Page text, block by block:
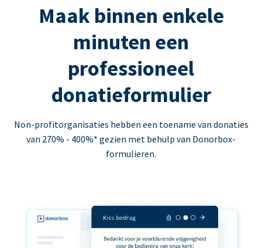
Maak binnen enkele
minuten een
professioneel
donatieformulier
Non-profitorganisaties hebben een toename van donaties
van 270% - 400%* gezien met behulp van Donorbox-
formulieren.